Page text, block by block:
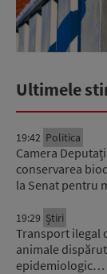
Ultimele
19:42 Politica
Camera
conservarea
la Senat pentru
19:29 Știri
Transport ilegal
animale
epidemiologic…